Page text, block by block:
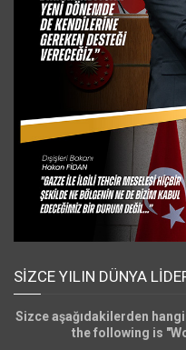
SIZCE YILIN DÜNYA
Sizce aşağıdakilerden
the following is